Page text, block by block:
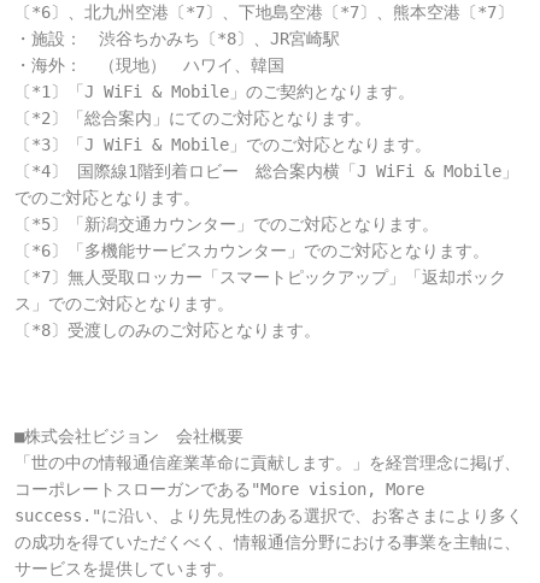
〔*6〕、北九州空港〔*7〕、下地島空港〔*7〕、熊本空港〔*7〕
・施設：　渋谷ちかみち〔*8〕、JR宮崎駅
・海外：　（現地）　ハワイ、韓国
〔*1〕「J WiFi & Mobile」のご契約となります。
〔*2〕「総合案内」にてのご対応となります。
〔*3〕「J WiFi & Mobile」でのご対応となります。
〔*4〕 国際線1階到着ロビー　総合案内横「J WiFi & Mobile」
でのご対応となります。
〔*5〕「新潟交通カウンター」でのご対応となります。
〔*6〕「多機能サービスカウンター」でのご対応となります。
〔*7〕無人受取ロッカー「スマートピックアップ」「返却ボック
ス」でのご対応となります。
〔*8〕受渡しのみのご対応となります。
■株式会社ビジョン　会社概要
「世の中の情報通信産業革命に貢献します。」を経営理念に掲げ、
コーポレートスローガンである"More vision, More
success."に沿い、より先見性のある選択で、お客さまにより多く
の成功を得ていただくべく、情報通信分野における事業を主軸に、
サービスを提供しています。